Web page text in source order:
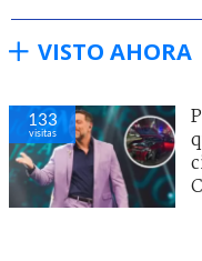
VISTO AHORA
133
visitas